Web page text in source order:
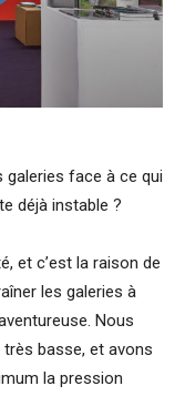
face à ce qui
déjà instable ?
et c’est la raison de
les galeries à
Nous
basse, et avons
la pression